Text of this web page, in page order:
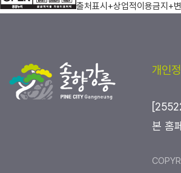
출처표시+상업적이용금지+
개인
본 홈